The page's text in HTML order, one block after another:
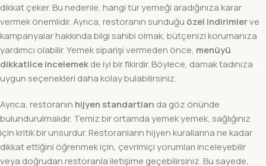
dikkat çeker. Bu nedenle, hangi tür yemeği aradığınıza karar
vermek önemlidir. Ayrıca, restoranın sunduğu özel indirimlerve
kampanyalar hakkında bilgi sahibi olmak, bütçenizi korumanıza
yardımcı olabilir. Yemek siparişi vermeden önce, menüyü
dikkatlice incelemekde iyi bir fikirdir. Böylece, damak tadınıza
uygun seçenekleri daha kolay bulabilirsiniz.
Ayrıca, restoranın hijyen standartları da göz önünde
bulundurulmalıdır. Temiz bir ortamda yemek yemek, sağlığınız
için kritik bir unsurdur. Restoranların hijyen kurallarına ne kadar
dikkat ettiğini öğrenmek için, çevrimiçi yorumları inceleyebilir
veya doğrudan restoranla iletişime geçebilirsiniz. Bu sayede,